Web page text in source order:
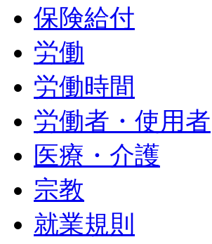
保険給付
労働
労働時間
労働者・使用者
医療・介護
宗教
就業規則